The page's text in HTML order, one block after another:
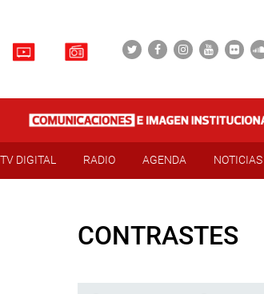
TV DIGITAL RADIO AGENDA NOTICIAS
CONTRASTES